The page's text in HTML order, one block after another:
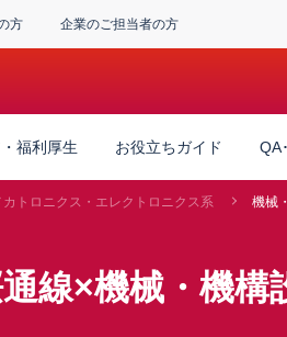
方 企業のご担当者の方
福利厚生 お役立ちガイド QA
カトロニクス・エレクトロニクス系 機械
線×機械・機構